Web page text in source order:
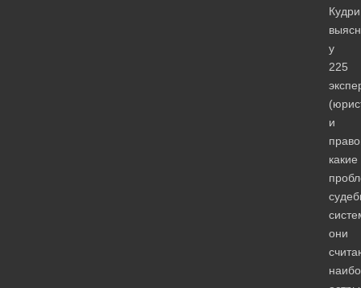
у
225
и
какие
они